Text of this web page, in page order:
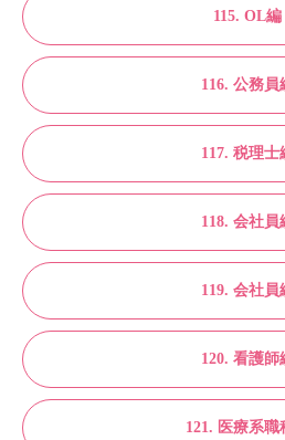
115. OL編
116. 公務員
117. 税理士
118. 会社員
119. 会社員
120. 看護師
121. 医療系職